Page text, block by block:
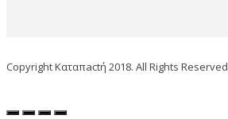
Copyright Καταπactή 2018. All Rights Reserved